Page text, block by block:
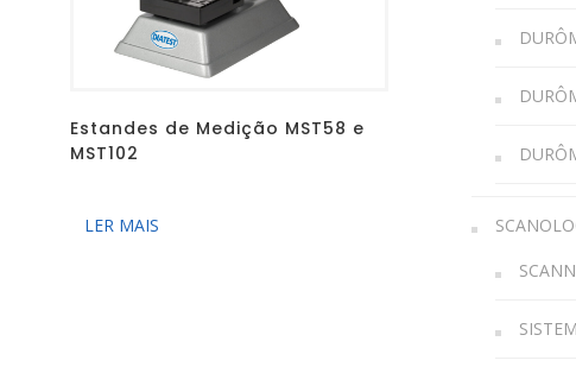
Estandes de Medição MST58 e
MST102
LER MAIS